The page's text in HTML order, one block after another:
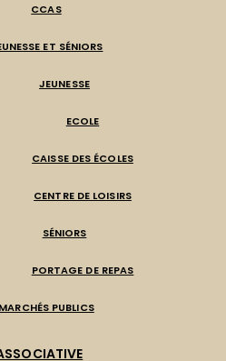
CCAS
ET SÉNIORS
JEUNESSE
ECOLE
CAISSE DES ÉCOLES
CENTRE DE LOISIRS
SÉNIORS
PORTAGE DE REPAS
MARCHÉS PUBLICS